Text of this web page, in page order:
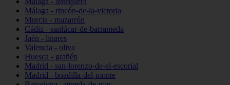
Málaga - rincón-de-la-victoria
Murcia - mazarrón
Cádiz - sanlúcar-de-barrameda
Jaén - linares
Valencia - oliva
Huesca - grañén
Madrid - san-lorenzo-de-el-escorial
Madrid - boadilla-del-monte